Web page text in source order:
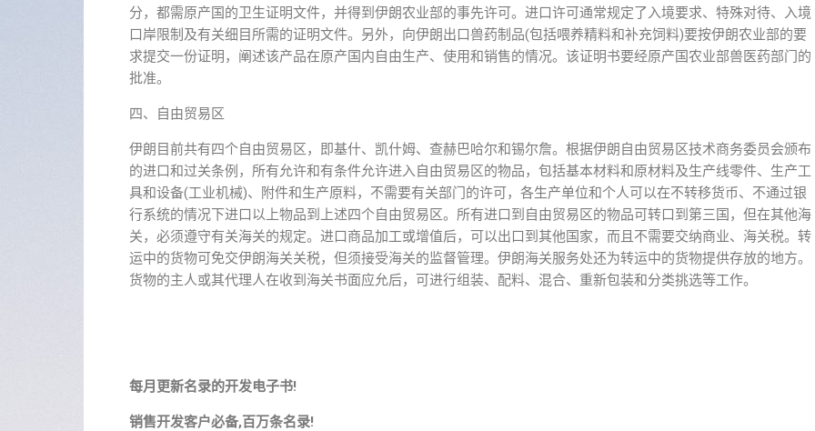
分，都需原产国的卫生证明文件，并得到伊朗农业部的事先许可。进口许可通常规定了入境要求、特殊对待、入境
口岸限制及有关细目所需的证明文件。另外，向伊朗出口兽药制品(包括喂养精料和补充饲料)要按伊朗农业部的要
求提交一份证明，阐述该产品在原产国内自由生产、使用和销售的情况。该证明书要经原产国农业部兽医药部门的
批准。
四、自由贸易区
伊朗目前共有四个自由贸易区，即基什、凯什姆、查赫巴哈尔和锡尔詹。根据伊朗自由贸易区技术商务委员会颁布
的进口和过关条例，所有允许和有条件允许进入自由贸易区的物品，包括基本材料和原材料及生产线零件、生产工
具和设备(工业机械)、附件和生产原料，不需要有关部门的许可，各生产单位和个人可以在不转移货币、不通过银
行系统的情况下进口以上物品到上述四个自由贸易区。所有进口到自由贸易区的物品可转口到第三国，但在其他海
关，必须遵守有关海关的规定。进口商品加工或增值后，可以出口到其他国家，而且不需要交纳商业、海关税。转
运中的货物可免交伊朗海关关税，但须接受海关的监督管理。伊朗海关服务处还为转运中的货物提供存放的地方。
货物的主人或其代理人在收到海关书面应允后，可进行组装、配料、混合、重新包装和分类挑选等工作。
每月更新名录的开发电子书!
销售开发客户必备,百万条名录!